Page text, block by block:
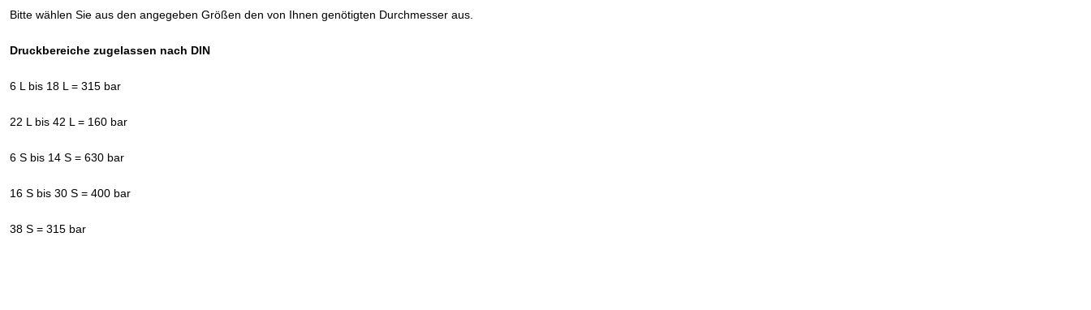
Bitte wählen Sie aus den angegeben Größen den von Ihnen genötigten Durchmesser aus.
Druckbereiche zugelassen nach DIN
6 L bis 18 L = 315 bar
22 L bis 42 L = 160 bar
6 S bis 14 S = 630 bar
16 S bis 30 S = 400 bar
38 S = 315 bar